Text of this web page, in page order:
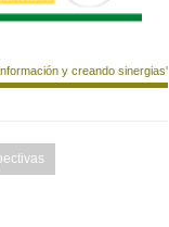
y creando sinergias'